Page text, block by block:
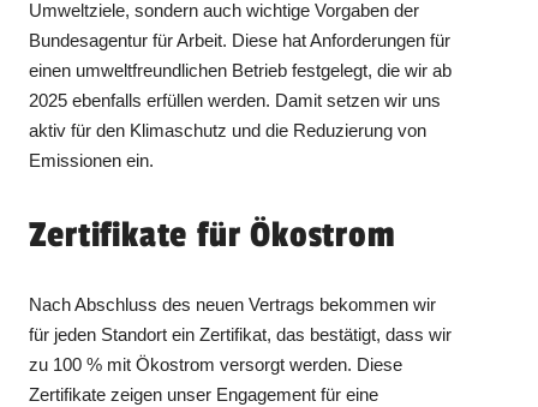
Umweltziele, sondern auch wichtige Vorgaben der
Bundesagentur für Arbeit. Diese hat Anforderungen für
einen umweltfreundlichen Betrieb festgelegt, die wir ab
2025 ebenfalls erfüllen werden. Damit setzen wir uns
aktiv für den Klimaschutz und die Reduzierung von
Emissionen ein.
Zertifikate für Ökostrom
Nach Abschluss des neuen Vertrags bekommen wir
für jeden Standort ein Zertifikat, das bestätigt, dass wir
zu 100 % mit Ökostrom versorgt werden. Diese
Zertifikate zeigen unser Engagement für eine